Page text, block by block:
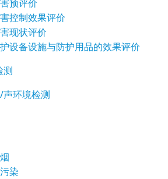
预评价
控制效果评价
现状评价
设备设施与防护用品的效果评价
测
声环境检测
染